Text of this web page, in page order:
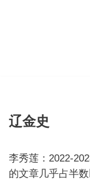
辽金史
李秀莲：2022-
的文章几乎占半